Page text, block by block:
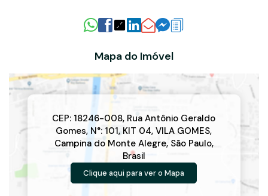
Mapa do Imóvel
CEP: 18246-008, Rua Antônio Geraldo
Gomes, N°: 101, KIT 04,VILA GOMES,
Campina do Monte Alegre, São Paulo,
Brasil
Clique aqui para ver o Mapa